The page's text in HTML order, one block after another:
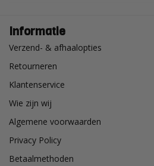
Informatie
Verzend- & afhaalopties
Retourneren
Klantenservice
Wie zijn wij
Algemene voorwaarden
Privacy Policy
Betaalmethoden